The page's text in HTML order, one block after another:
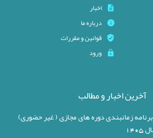
اخبار
درباره ما
قوانین و مقررات
ورود
آخرین اخبار و مطالب
اطلاعیه شماره 23-05 برنامه زمانبندی دوره های مجازی ( غیر حضوری)